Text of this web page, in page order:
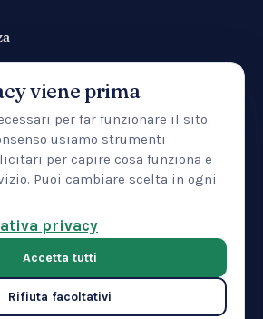
Center LLC · 30 North Gould Street,
viene prima
per far funzionare il sito.
usiamo strumenti
per capire cosa funziona e
Puoi cambiare scelta in ogni
privacy
Accetta tutti
Rifiuta facoltativi